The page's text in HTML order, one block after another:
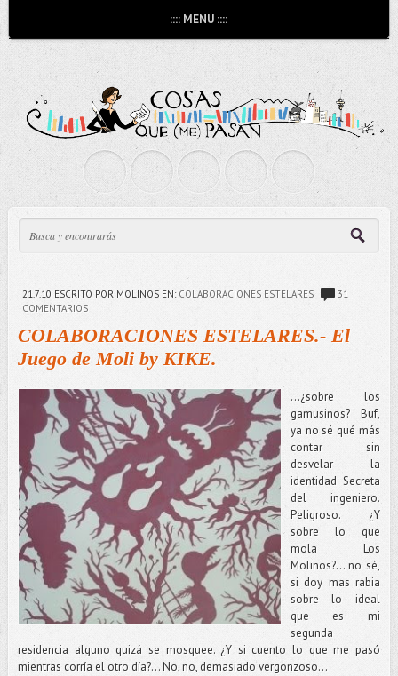
:::: MENU ::::
21.7.10 ESCRITO POR MOLINOS EN: COLABORACIONES ESTELARES
31
COMENTARIOS
COLABORACIONES ESTELARES.- El
Juego de Moli by KIKE.
...¿sobre los
gamusinos? Buf,
ya no sé qué más
contar sin
desvelar la
identidad Secreta
del ingeniero.
Peligroso. ¿Y
sobre lo que
mola Los
Molinos?... no sé,
si doy mas rabia
sobre lo ideal
que es mi
segunda
residencia alguno quizá se mosquee. ¿Y si cuento lo que me pasó
mientras corría el otro día?... No, no, demasiado vergonzoso...